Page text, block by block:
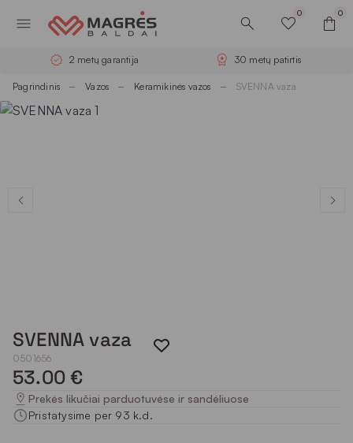
0 0
2 metų garantija 30 metų patirtis
Pagrindinis Vazos Keramikinės vazos SVENNA vaza
SVENNA vaza
0501656
53.00 €
Prekės likučiai parduotuvėse ir sandėliuose
Pristatysime per 93 k.d.